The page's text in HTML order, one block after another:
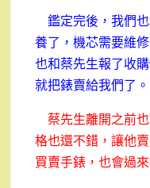
鑑定完後，我們
養了，機芯需要維
也和蔡先生報了收
就把錶賣給我們了。
蔡先生離開之前也
格也還不錯，讓他
買賣手錶，也會過